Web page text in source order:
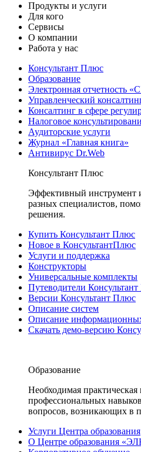
Продукты и услуги
Для кого
Сервисы
О компании
Работа у нас
Консультант Плюс
Образование
Электронная отчетность
Управленческий
Консалтинг в сфере
Налоговое
Аудиторские услуги
Журнал «Главная книга»
Антивирус Dr.Web
Консультант Плюс
Эффективный
разных специалистов,
решения.
Купить Консультант Плюс
Новое в КонсультантПлюс
Услуги и поддержка
Конструкторы
Универсальные комплекты
Путеводители
Версии Консультант Плюс
Описание систем
Описание
Скачать демо-версию
Образование
Необходимая
профессиональных
вопросов, возникающих в
Услуги Центра образования
О Центре образования